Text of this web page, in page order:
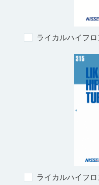
ライカルハイフ
ライカルハイフ